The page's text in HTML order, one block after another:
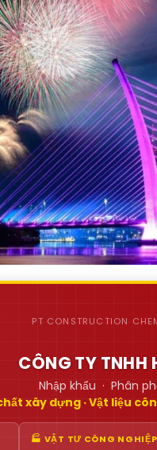
PT CONSTRUCTION
CÔNG TY TNHH
Nhập khẩu · Phân
xây dựng · Vật liệu
🏭 VẬT TƯ CÔNG NGHIỆP